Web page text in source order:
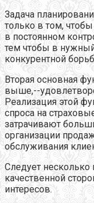
Задача
только в том,
в постоянном
тем чтобы в
конкурентной
Вторая основная
выше,--
Реализация этой
спроса на
затрачивают
организации
обслуживания
Следует несколько
качественной
интересов.